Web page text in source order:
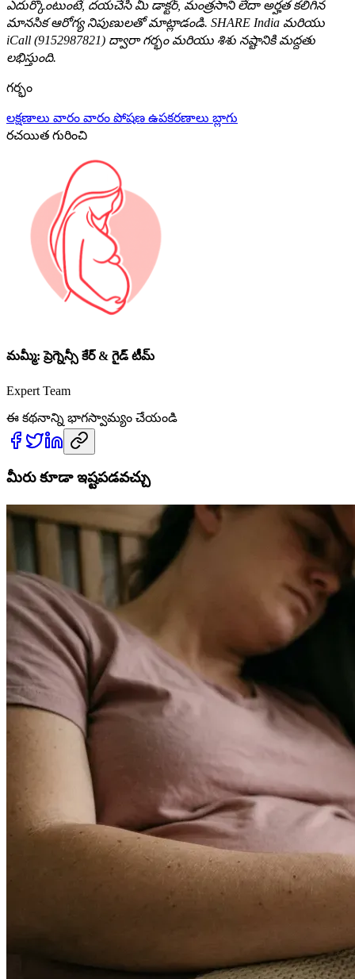
ఎదుర్కొంటుంటే, దయచేసి మీ డాక్టర్, మంత్రసాని లేదా అర్హత కలిగిన
మానసిక ఆరోగ్య నిపుణులతో మాట్లాడండి. SHARE India మరియు
iCall (9152987821) ద్వారా గర్భం మరియు శిశు నష్టానికి మద్దతు
లభిస్తుంది.
గర్భం
లక్షణాలు వారం వారం పోషణ ఉపకరణాలు బ్లాగు
రచయిత గురించి
మమ్మీ: ప్రెగ్నెన్సీ కేర్ & గైడ్ టీమ్
Expert Team
ఈ కథనాన్ని భాగస్వామ్యం చేయండి
మీరు కూడా ఇష్టపడవచ్చు